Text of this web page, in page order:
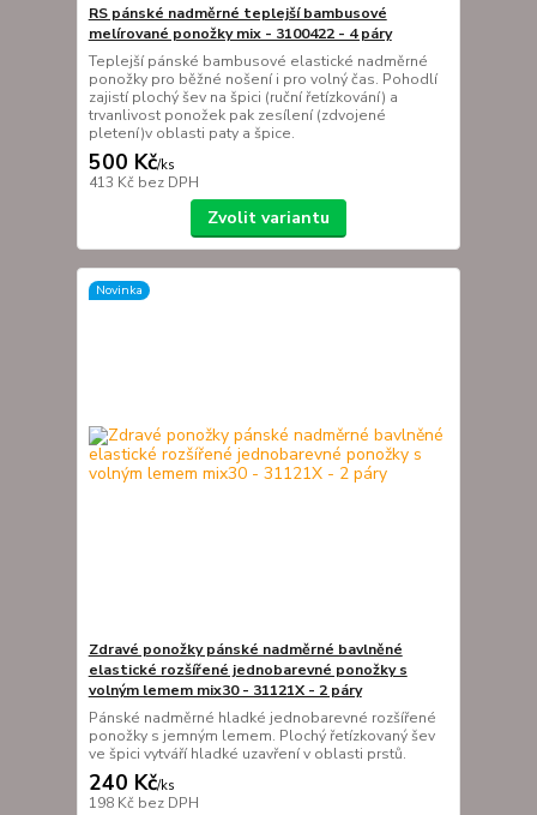
RS pánské nadměrné teplejší bambusové
melírované ponožky mix - 3100422 - 4 páry
Teplejší pánské bambusové elastické nadměrné
ponožky pro běžné nošení i pro volný čas. Pohodlí
zajistí plochý šev na špici (ruční řetízkování) a
trvanlivost ponožek pak zesílení (zdvojené
pletení)v oblasti paty a špice.
500 Kč/ks
413 Kč bez DPH
Zvolit variantu
Novinka
Zdravé ponožky pánské nadměrné bavlněné
elastické rozšířené jednobarevné ponožky s
volným lemem mix30 - 31121X - 2 páry
Pánské nadměrné hladké jednobarevné rozšířené
ponožky s jemným lemem. Plochý řetízkovaný šev
ve špici vytváří hladké uzavření v oblasti prstů.
240 Kč/ks
198 Kč bez DPH